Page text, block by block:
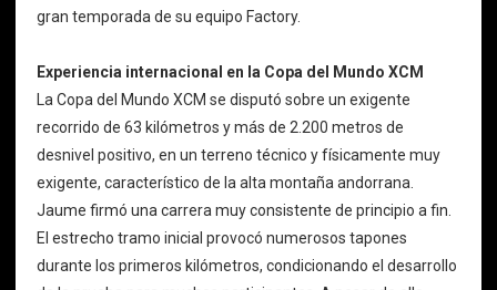
gran temporada de su equipo Factory.
Experiencia internacional en la Copa del Mundo XCM
La Copa del Mundo XCM se disputó sobre un exigente
recorrido de 63 kilómetros y más de 2.200 metros de
desnivel positivo, en un terreno técnico y físicamente muy
exigente, característico de la alta montaña andorrana.
Jaume firmó una carrera muy consistente de principio a fin.
El estrecho tramo inicial provocó numerosos tapones
durante los primeros kilómetros, condicionando el desarrollo